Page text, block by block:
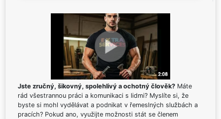
Jste zručný, šikovný, spolehlivý a ochotný člověk? Máte
rád všestrannou práci a komunikaci s lidmi? Myslíte si, že
byste si mohl vydělávat a podnikat v řemeslných službách a
pracích? Pokud ano, využijte možnosti stát se členem